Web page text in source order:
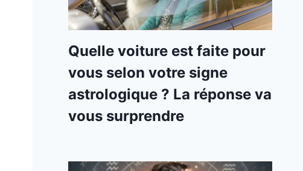
Quelle voiture est faite pour
vous selon votre signe
astrologique ? La réponse va
vous surprendre